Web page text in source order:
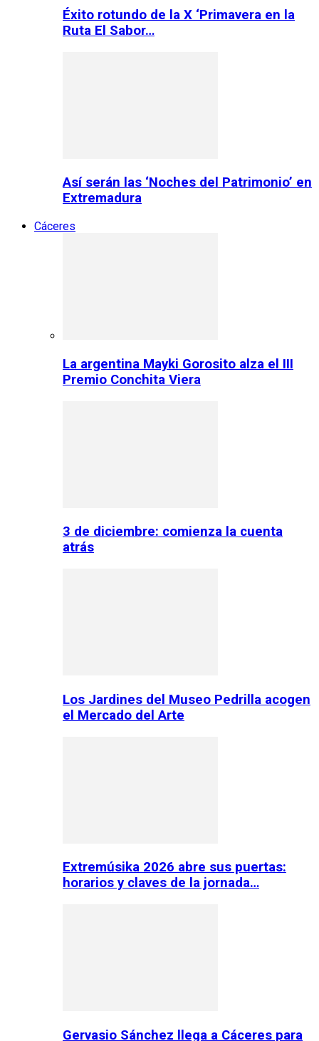
Éxito rotundo de la X ‘Primavera en la
Ruta El Sabor…
Así serán las ‘Noches del Patrimonio’ en
Extremadura
Cáceres
La argentina Mayki Gorosito alza el III
Premio Conchita Viera
3 de diciembre: comienza la cuenta
atrás
Los Jardines del Museo Pedrilla acogen
el Mercado del Arte
Extremúsika 2026 abre sus puertas:
horarios y claves de la jornada…
Gervasio Sánchez llega a Cáceres para